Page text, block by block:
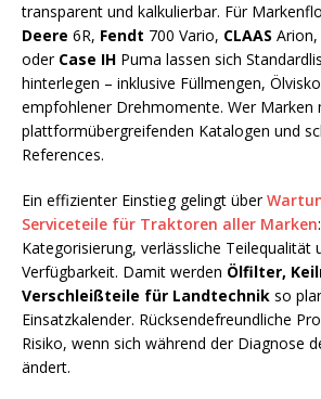
transparent und kalkulierbar. Für
Deere 6R, Fendt 700 Vario, CLAAS Arion,
oder Case IH Puma lassen sich
hinterlegen – inklusive Füllmengen,
empfohlener Drehmomente. Wer
plattformübergreifenden Katalogen und
References.
Ein effizienter Einstieg gelingt über
Serviceteile für Traktoren aller Marken
Kategorisierung, verlässliche Teilequalität
Verfügbarkeit. Damit werden Ölfilter,
Verschleißteile für Landtechnik so
Einsatzkalender. Rücksendefreundliche
Risiko, wenn sich während der Diagnose
ändert.